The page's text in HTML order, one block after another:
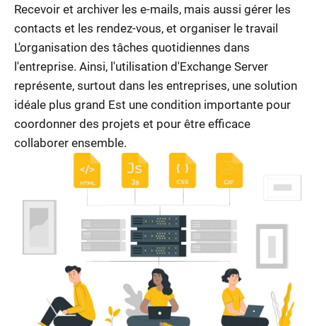
Recevoir et archiver les e-mails, mais aussi gérer les
contacts et les rendez-vous, et organiser le travail
L'organisation des tâches quotidiennes dans
l'entreprise. Ainsi, l'utilisation d'Exchange Server
représente, surtout dans les entreprises, une solution
idéale plus grand Est une condition importante pour
coordonner des projets et pour être efficace
collaborer ensemble.